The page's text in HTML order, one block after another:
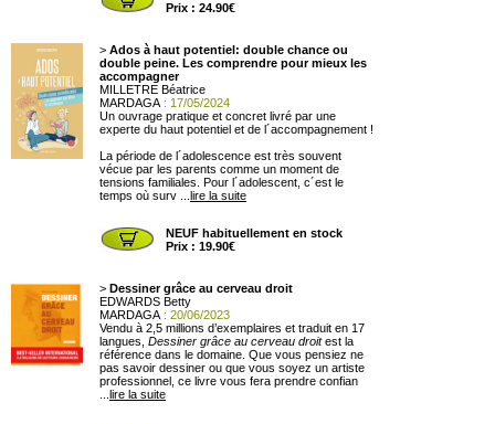
Prix : 24.90€
> Ados à haut potentiel: double chance ou
double peine. Les comprendre pour mieux les
accompagner
MILLETRE Béatrice
MARDAGA : 17/05/2024
Un ouvrage pratique et concret livré par une
experte du haut potentiel et de l´accompagnement !
La période de l´adolescence est très souvent
vécue par les parents comme un moment de
tensions familiales. Pour l´adolescent, c´est le
temps où surv ... lire la suite
NEUF habituellement en stock
Prix : 19.90€
> Dessiner grâce au cerveau droit
EDWARDS Betty
MARDAGA : 20/06/2023
Vendu à 2,5 millions d’exemplaires et traduit en 17
langues, Dessiner grâce au cerveau droitest la
référence dans le domaine. Que vous pensiez ne
pas savoir dessiner ou que vous soyez un artiste
professionnel, ce livre vous fera prendre confian
lire la suite